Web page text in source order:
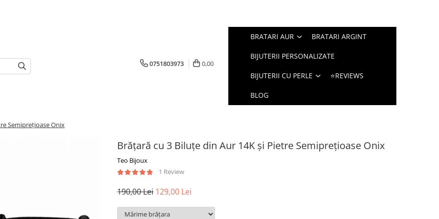
0751803973 0,00
BRATARI AUR BRATARI ARGINT
BIJUTERII PERSONALIZATE
BIJUTERII CU PERLE ⭐REVIEWS
BLOG
Semiprețioase Onix
Brățară cu 3 Biluțe din Aur 14K și Pietre Semiprețioase Onix
Teo Bijoux
1 Review
190,00 Lei 129,00 Lei